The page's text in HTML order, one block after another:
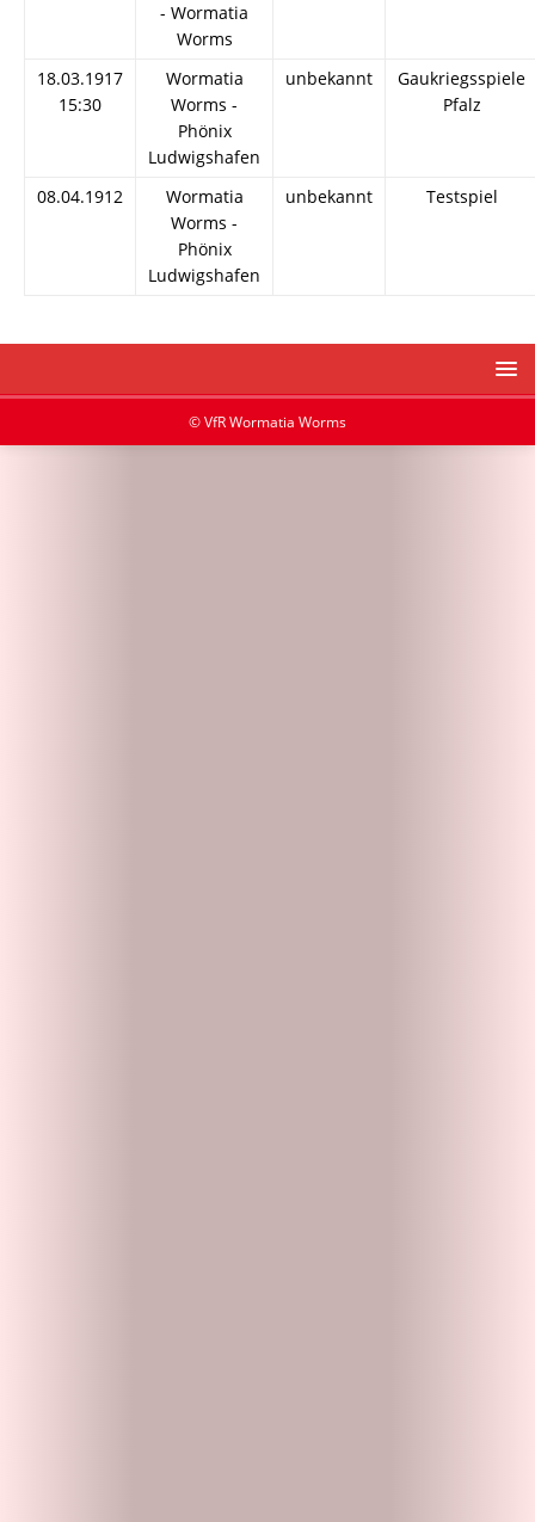
- Wormatia
Worms
18.03.1917
15:30
Wormatia
Worms -
Phönix
Ludwigshafen
unbekannt
Gaukriegsspiele
Pfalz
08.04.1912
Wormatia
Worms -
Phönix
Ludwigshafen
unbekannt Testspiel
© VfR Wormatia Worms